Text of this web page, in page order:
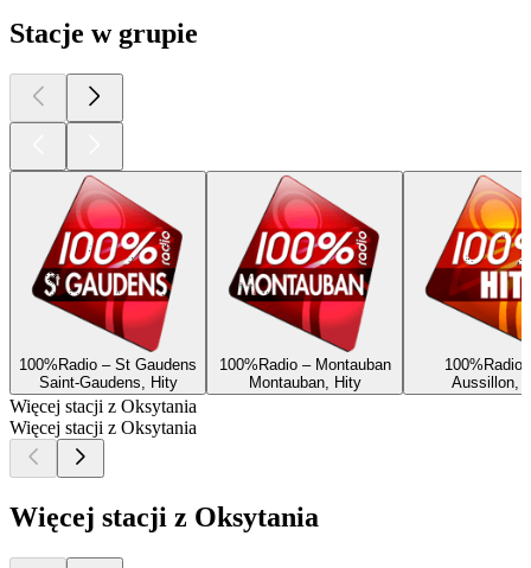
Stacje w grupie
100%Radio – St Gaudens
Saint-Gaudens, Hity
100%Radio – Montauban
Montauban, Hity
100%Radio
Aussillon,
Więcej stacji z Oksytania
Więcej stacji z Oksytania
Więcej stacji z Oksytania